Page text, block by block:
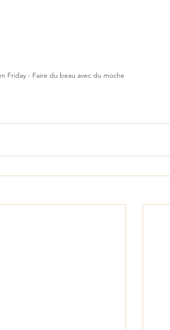
Friday - Faire du beau avec du moche